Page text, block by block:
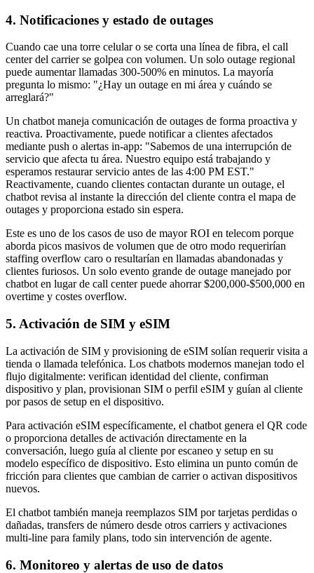
4. Notificaciones y estado de outages
Cuando cae una torre celular o se corta una línea de fibra, el call
center del carrier se golpea con volumen. Un solo outage regional
puede aumentar llamadas 300-500% en minutos. La mayoría
pregunta lo mismo: "¿Hay un outage en mi área y cuándo se
arreglará?"
Un chatbot maneja comunicación de outages de forma proactiva y
reactiva. Proactivamente, puede notificar a clientes afectados
mediante push o alertas in-app: "Sabemos de una interrupción de
servicio que afecta tu área. Nuestro equipo está trabajando y
esperamos restaurar servicio antes de las 4:00 PM EST."
Reactivamente, cuando clientes contactan durante un outage, el
chatbot revisa al instante la dirección del cliente contra el mapa de
outages y proporciona estado sin espera.
Este es uno de los casos de uso de mayor ROI en telecom porque
aborda picos masivos de volumen que de otro modo requerirían
staffing overflow caro o resultarían en llamadas abandonadas y
clientes furiosos. Un solo evento grande de outage manejado por
chatbot en lugar de call center puede ahorrar $200,000-$500,000 en
overtime y costes overflow.
5. Activación de SIM y eSIM
La activación de SIM y provisioning de eSIM solían requerir visita a
tienda o llamada telefónica. Los chatbots modernos manejan todo el
flujo digitalmente: verifican identidad del cliente, confirman
dispositivo y plan, provisionan SIM o perfil eSIM y guían al cliente
por pasos de setup en el dispositivo.
Para activación eSIM específicamente, el chatbot genera el QR code
o proporciona detalles de activación directamente en la
conversación, luego guía al cliente por escaneo y setup en su
modelo específico de dispositivo. Esto elimina un punto común de
fricción para clientes que cambian de carrier o activan dispositivos
nuevos.
El chatbot también maneja reemplazos SIM por tarjetas perdidas o
dañadas, transfers de número desde otros carriers y activaciones
multi-line para family plans, todo sin intervención de agente.
6. Monitoreo y alertas de uso de datos